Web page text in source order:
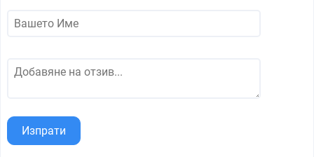
Изпрати